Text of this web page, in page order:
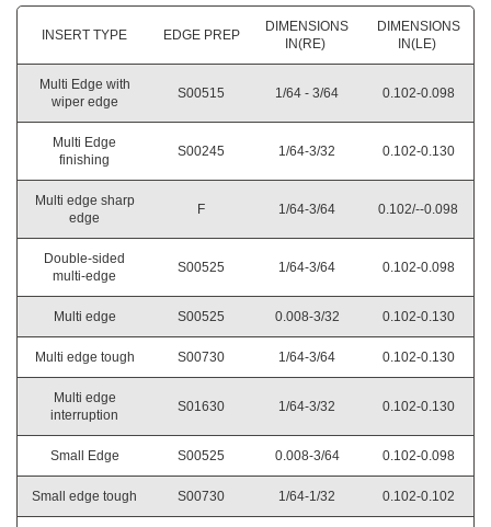
INSERT TYPE EDGE PREP
DIMENSIONS
IN(RE)
DIMENSIONS
IN(LE)
Multi Edge with
wiper edge
S00515 1/64 - 3/64 0.102-0.098
Multi Edge
finishing
S00245 1/64-3/32 0.102-0.130
Multi edge sharp
edge
F 1/64-3/64 0.102/--0.098
Double-sided
multi-edge
S00525 1/64-3/64 0.102-0.098
Multi edge S00525 0.008-3/32 0.102-0.130
Multi edge tough S00730 1/64-3/64 0.102-0.130
Multi edge
interruption
S01630 1/64-3/32 0.102-0.130
Small Edge S00525 0.008-3/64 0.102-0.098
Small edge tough S00730 1/64-1/32 0.102-0.102